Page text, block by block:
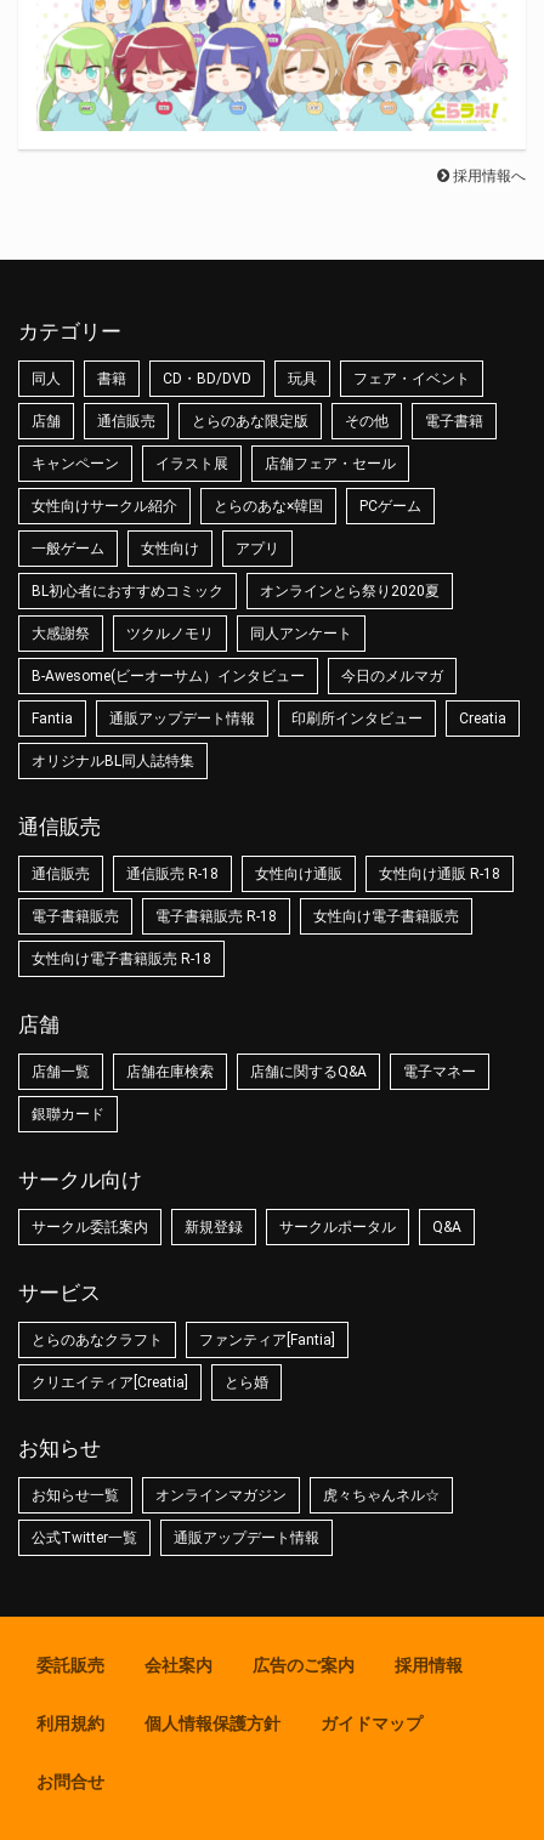
採用情報へ
カテゴリー
同人 書籍 CD・BD/DVD 玩具 フェア・イベント
店舗 通信販売 とらのあな限定版 その他 電子書籍
キャンペーン イラスト展 店舗フェア・セール
女性向けサークル紹介 とらのあな×韓国 PCゲーム
一般ゲーム 女性向け アプリ
BL初心者におすすめコミック オンラインとら祭り2020夏
大感謝祭 ツクルノモリ 同人アンケート
B-Awesome(ビーオーサム）インタビュー 今日のメルマガ
Fantia 通販アップデート情報 印刷所インタビュー Creatia
オリジナルBL同人誌特集
通信販売
通信販売 通信販売 R-18 女性向け通販 女性向け通販 R-18
電子書籍販売 電子書籍販売 R-18 女性向け電子書籍販売
女性向け電子書籍販売 R-18
店舗
店舗一覧 店舗在庫検索 店舗に関するQ&A 電子マネー
銀聯カード
サークル向け
サークル委託案内 新規登録 サークルポータル Q&A
サービス
とらのあなクラフト ファンティア[Fantia]
クリエイティア[Creatia] とら婚
お知らせ
お知らせ一覧 オンラインマガジン 虎々ちゃんネル☆
公式Twitter一覧 通販アップデート情報
委託販売 会社案内 広告のご案内 採用情報
利用規約 個人情報保護方針 ガイドマップ
お問合せ